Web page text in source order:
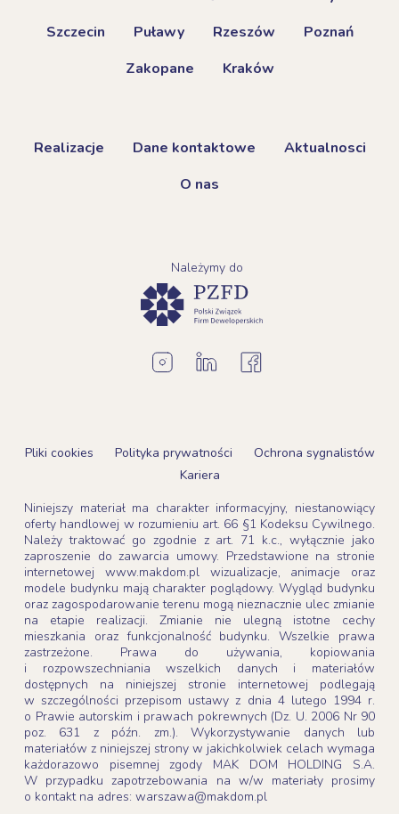
Szczecin
Puławy Rzeszów
Poznań
Zakopane
Kraków
Realizacje Dane kontaktowe
Aktualnosci
O nas
Należymy do
Pliki cookies Polityka prywatności
Ochrona sygnalistów
Kariera
Niniejszy materiał ma charakter informacyjny, niestanowiący
oferty handlowej w rozumieniu art. 66 §1 Kodeksu Cywilnego.
Należy traktować go zgodnie z art. 71 k.c., wyłącznie jako
zaproszenie do zawarcia umowy. Przedstawione na stronie
internetowej www.makdom.pl wizualizacje, animacje oraz
modele budynku mają charakter poglądowy. Wygląd budynku
oraz zagospodarowanie terenu mogą nieznacznie ulec zmianie
na etapie realizacji. Zmianie nie ulegną istotne cechy
mieszkania oraz funkcjonalność budynku. Wszelkie prawa
zastrzeżone. Prawa do używania, kopiowania
i rozpowszechniania wszelkich danych i materiałów
dostępnych na niniejszej stronie internetowej podlegają
w szczególności przepisom ustawy z dnia 4 lutego 1994 r.
o Prawie autorskim i prawach pokrewnych (Dz. U. 2006 Nr 90
poz. 631 z późn. zm.). Wykorzystywanie danych lub
materiałów z niniejszej strony w jakichkolwiek celach wymaga
każdorazowo pisemnej zgody MAK DOM HOLDING S.A.
W przypadku zapotrzebowania na w/w materiały prosimy
o kontakt na adres: warszawa@makdom.pl